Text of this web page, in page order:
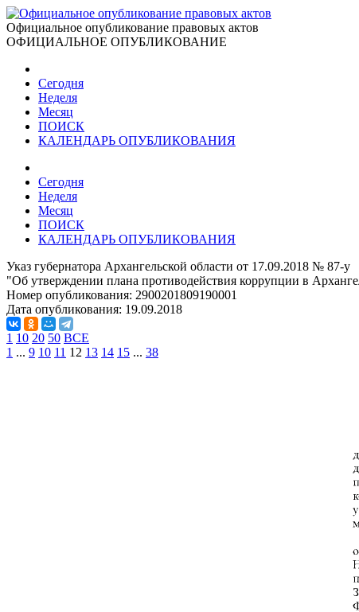
Официальное опубликование правовых актов
ОФИЦИАЛЬНОЕ ОПУБЛИКОВАНИЕ
Сегодня
Неделя
Месяц
ПОИСК
КАЛЕНДАРЬ ОПУБЛИКОВАНИЯ
Сегодня
Неделя
Месяц
ПОИСК
КАЛЕНДАРЬ ОПУБЛИКОВАНИЯ
Указ губернатора Архангельской области от 17.09.2018 № 87-у
"Об утверждении плана противодействия коррупции в
Номер опубликования: 2900201809190001
Дата опубликования: 19.09.2018
1 10 20 50 ВСЕ
1 ... 9 10 11 12 13 14 15 ... 38